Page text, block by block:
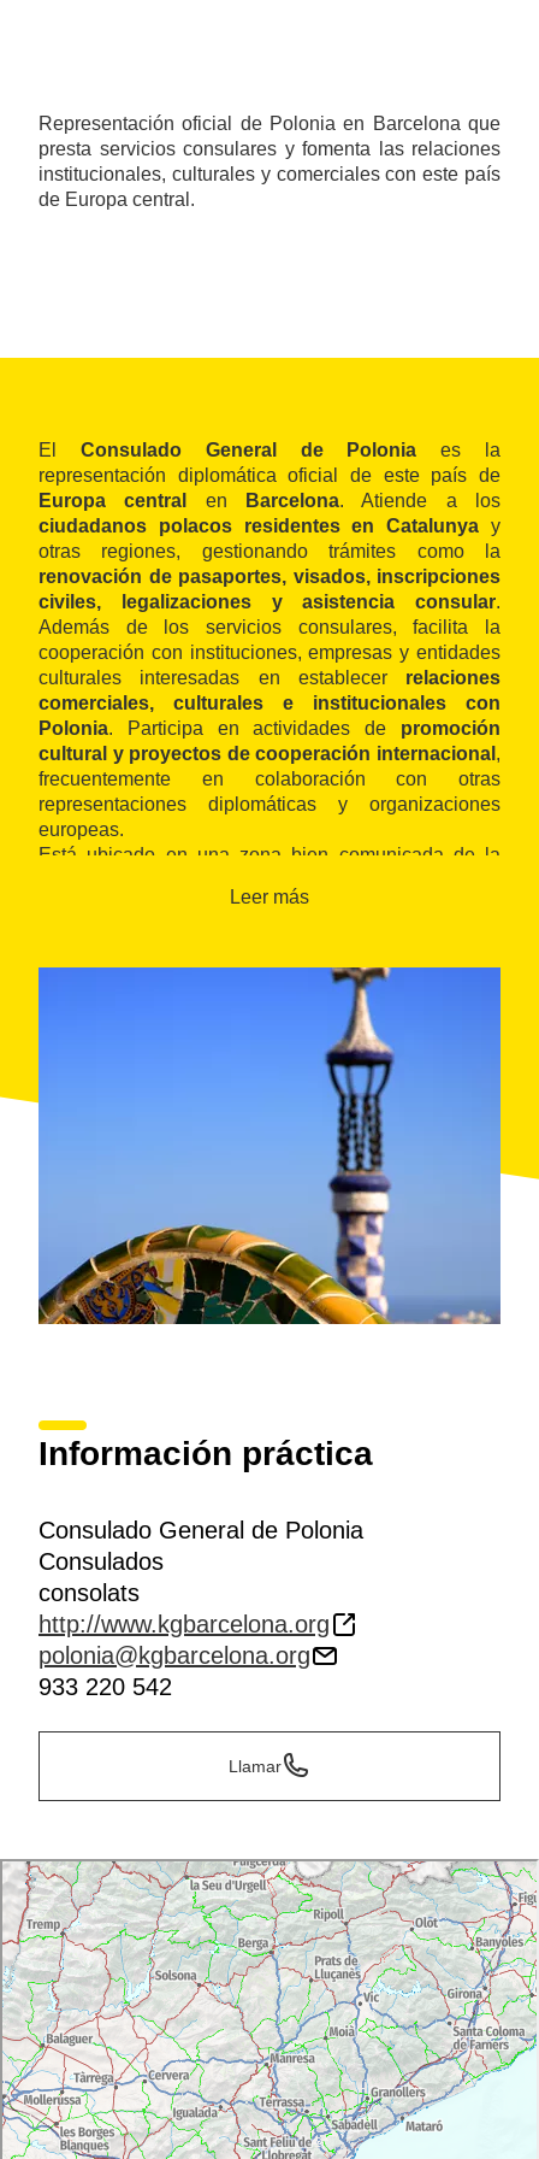
Representación oficial de Polonia en Barcelona que
presta servicios consulares y fomenta las relaciones
institucionales, culturales y comerciales con este país
de Europa central.
El Consulado General de Polonia es la
representación diplomática oficial de este país de
Europa central
en Barcelona. Atiende a los
ciudadanos polacos residentes en Catalunya y
otras regiones, gestionando trámites como la
renovación de pasaportes, visados, inscripciones
civiles, legalizaciones y asistencia consular.
Además de los servicios consulares, facilita la
cooperación con instituciones, empresas y entidades
culturales interesadas en establecer relaciones
comerciales, culturales e institucionales con
Polonia. Participa en actividades de promoción
cultural y proyectos de cooperación internacional ,
frecuentemente en colaboración con otras
representaciones diplomáticas y organizaciones
europeas.
Está ubicado en una zona bien comunicada de la
. Puede vincularse con otros
Leer más
Información práctica
Consulado General de Polonia
Consulados
consolats
http://www.kgbarcelona.org
polonia@kgbarcelona.org
933 220 542
Llamar